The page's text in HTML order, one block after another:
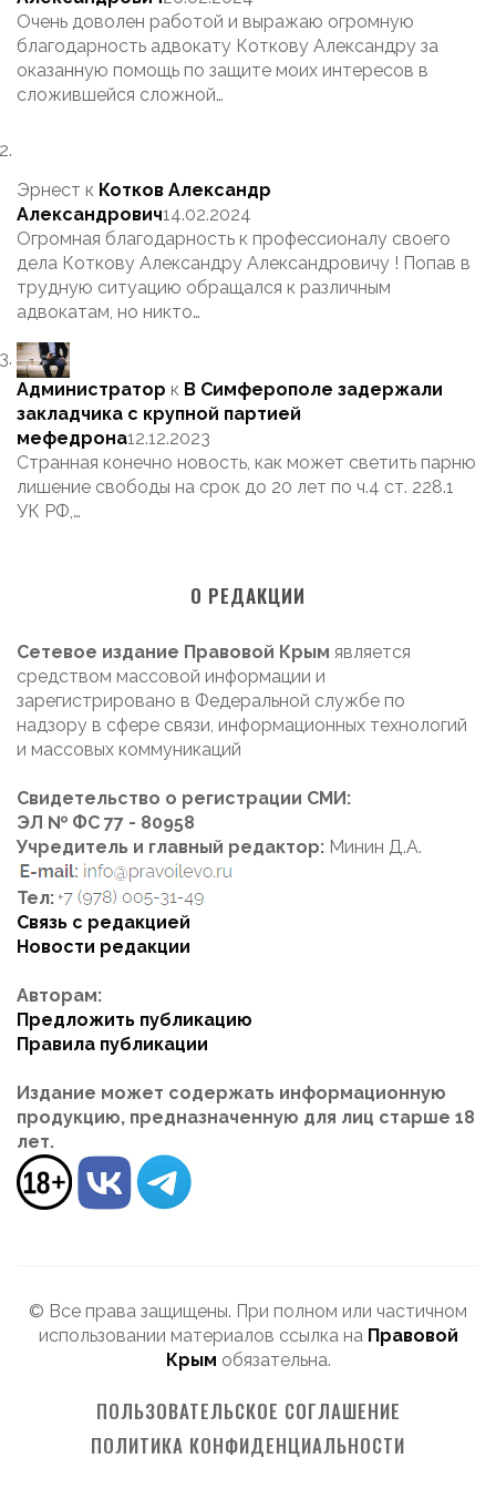
Очень доволен работой и выражаю огромную
благодарность адвокату Коткову Александру за
оказанную помощь по защите моих интересов в
сложившейся сложной…
Эрнест к Котков Александр
Александрович14.02.2024
Огромная благодарность к профессионалу своего
дела Коткову Александру Александровичу ! Попав в
трудную ситуацию обращался к различным
адвокатам, но никто…
Администратор к В Симферополе задержали
закладчика с крупной партией
мефедрона12.12.2023
Странная конечно новость, как может светить парню
лишение свободы на срок до 20 лет по ч.4 ст. 228.1
УК РФ,…
О РЕДАКЦИИ
Сетевое издание Правовой Крым является
средством массовой информации и
зарегистрировано в Федеральной службе по
надзору в сфере связи, информационных технологий
и массовых коммуникаций
Свидетельство о регистрации СМИ:
ЭЛ № ФС 77 - 80958
Учредитель и главный редактор: Минин Д.А.
Тел:
Связь с редакцией
Новости редакции
Авторам:
Предложить публикацию
Правила публикации
Издание может содержать информационную
продукцию, предназначенную для лиц старше 18
лет.
© Все права защищены. При полном или частичном
использовании материалов ссылка на Правовой
Крым обязательна.
ПОЛЬЗОВАТЕЛЬСКОЕ СОГЛАШЕНИЕ
ПОЛИТИКА КОНФИДЕНЦИАЛЬНОСТИ